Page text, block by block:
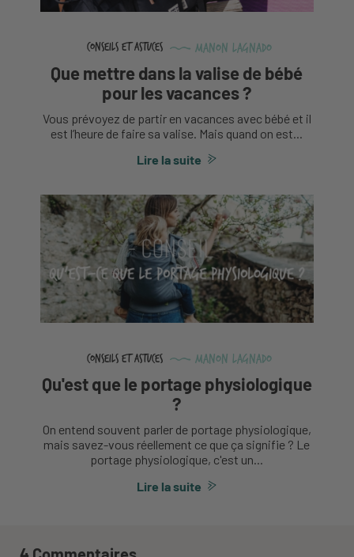
Conseils et astuces Manon Lagnado
Que mettre dans la valise de bébé
pour les vacances ?
Vous prévoyez de partir en vacances avec bébé et il
est l’heure de faire sa valise. Mais quand on est...
Lire la suite
Conseils et astuces Manon Lagnado
Qu'est que le portage physiologique
?
On entend souvent parler de portage physiologique,
mais savez-vous réellement ce que ça signifie ? Le
portage physiologique, c'est un...
Lire la suite